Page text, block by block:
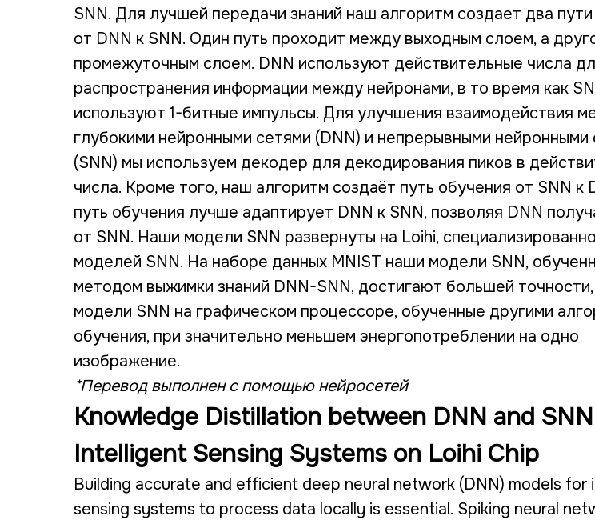
SNN. Для лучшей передачи знаний наш алгоритм создает два
от DNN к SNN. Один путь проходит между выходным слоем, а
промежуточным слоем. DNN используют действительные числа
распространения информации между нейронами, в то время как
используют 1-битные импульсы. Для улучшения взаимодействия
глубокими нейронными сетями (DNN) и непрерывными нейронными
(SNN) мы используем декодер для декодирования пиков в
числа. Кроме того, наш алгоритм создаёт путь обучения от SNN к
путь обучения лучше адаптирует DNN к SNN, позволяя DNN
от SNN. Наши модели SNN развернуты на Loihi,
моделей SNN. На наборе данных MNIST наши модели SNN,
методом выжимки знаний DNN-SNN, достигают большей
модели SNN на графическом процессоре, обученные другими
обучения, при значительно меньшем энергопотреблении на одно
изображение.
*Перевод выполнен с помощью нейросетей
Knowledge Distillation between DNN and
Intelligent Sensing Systems on Loihi Chip
Building accurate and efficient deep neural network (DNN) models for
sensing systems to process data locally is essential. Spiking neural